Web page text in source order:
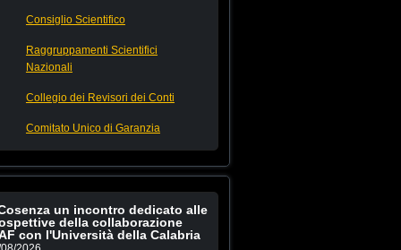
Consiglio Scientifico
Raggruppamenti Scientifici
Nazionali
Collegio dei Revisori dei Conti
Comitato Unico di Garanzia
un incontro dedicato alle
della collaborazione
con l'Università della Calabria